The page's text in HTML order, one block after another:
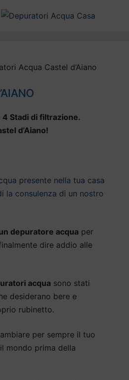
Acqua Castel d’Aiano
Stadi di filtrazione.
d’Aiano!
presente nella tua casa
la consulenza di un nostro
depuratore acqua per
dire addio alle
acqua sono stati
desiderano bere e
rubinetto.
per sempre il tuo
mondo prima della